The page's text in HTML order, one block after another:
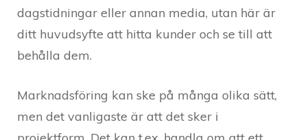
dagstidningar eller annan media, utan här är
ditt huvudsyfte att hitta kunder och se till att
behålla dem.
Marknadsföring kan ske på många olika sätt,
men det vanligaste är att det sker i